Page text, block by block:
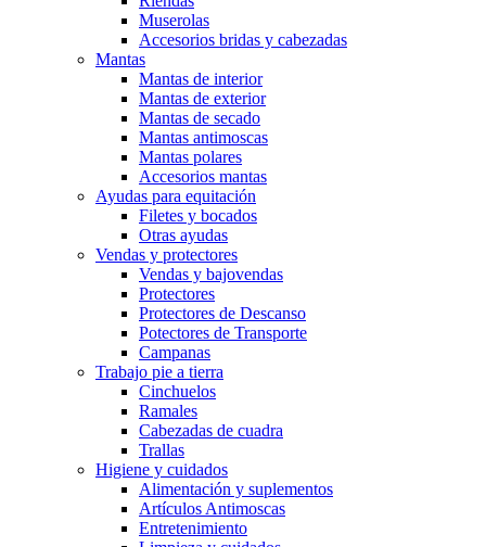
Muserolas
Accesorios bridas y cabezadas
Mantas
Mantas de interior
Mantas de exterior
Mantas de secado
Mantas antimoscas
Mantas polares
Accesorios mantas
Ayudas para equitación
Filetes y bocados
Otras ayudas
Vendas y protectores
Vendas y bajovendas
Protectores
Protectores de Descanso
Potectores de Transporte
Campanas
Trabajo pie a tierra
Cinchuelos
Ramales
Cabezadas de cuadra
Trallas
Higiene y cuidados
Alimentación y suplementos
Artículos Antimoscas
Entretenimiento